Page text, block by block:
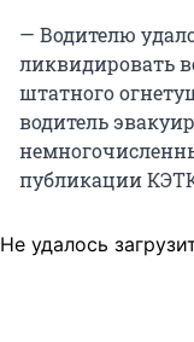
— Водителю
ликвидировать
штатного
водитель
публикации
Не удалось